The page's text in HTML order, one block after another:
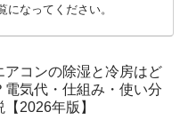
になってください。
アコンの除湿と冷房はど
電気代・仕組み・使い分
2026年版】